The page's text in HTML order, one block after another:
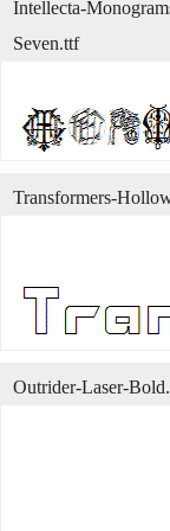
Intellecta-
Seven.ttf
Transformers-
Outrider-Laser-